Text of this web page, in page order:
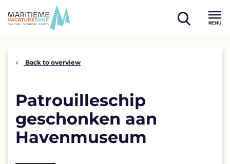
open
Back to overview
Patrouilleschip
geschonken aan
Havenmuseum